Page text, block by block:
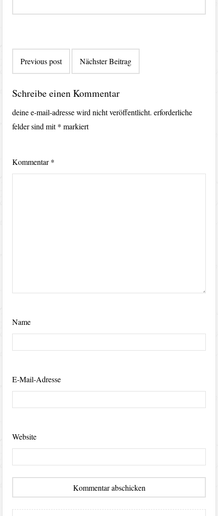
Previous post Nächster Beitrag
Schreibe einen Kommentar
deine e-mail-adresse wird nicht veröffentlicht. erforderliche
felder sind mit* markiert
Kommentar*
Name
E-Mail-Adresse
Website